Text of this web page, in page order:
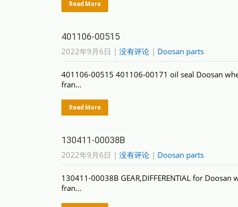
Read More
401106-00515
2022年9月6日 | 没有评论 | Doosan parts
401106-00515 401106-00171 oil seal Doosan
fran…
Read More
130411-00038B
2022年9月6日 | 没有评论 | Doosan parts
130411-00038B GEAR,DIFFERENTIAL for
fran…